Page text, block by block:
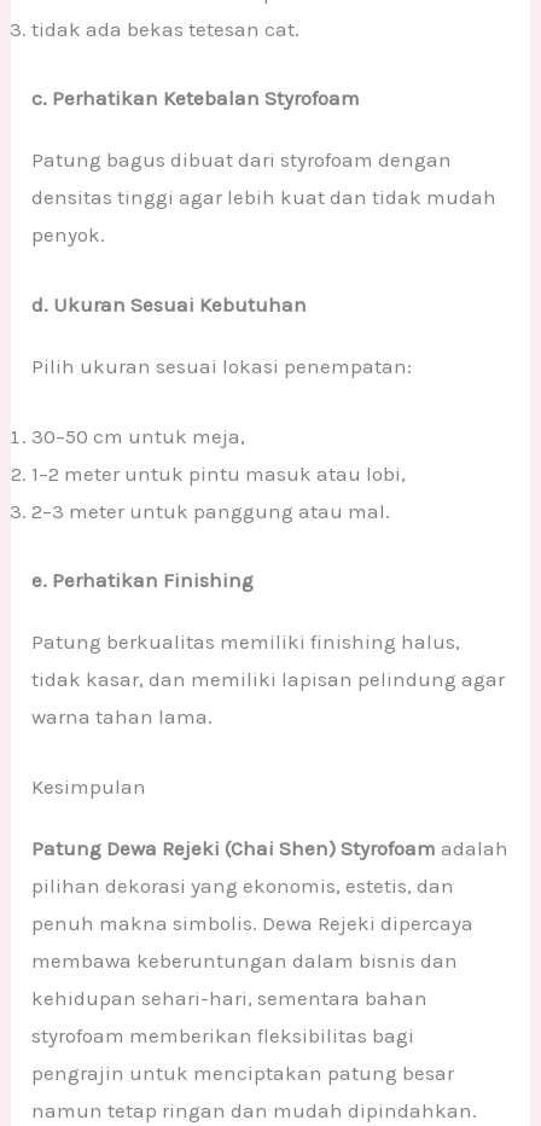
tidak ada bekas tetesan cat.
c. Perhatikan Ketebalan Styrofoam
Patung bagus dibuat dari styrofoam dengan
densitas tinggi agar lebih kuat dan tidak mudah
penyok.
d. Ukuran Sesuai Kebutuhan
Pilih ukuran sesuai lokasi penempatan:
30–50 cm untuk meja,
1–2 meter untuk pintu masuk atau lobi,
2–3 meter untuk panggung atau mal.
e. Perhatikan Finishing
Patung berkualitas memiliki finishing halus,
tidak kasar, dan memiliki lapisan pelindung agar
warna tahan lama.
Kesimpulan
Patung Dewa Rejeki (Chai Shen) Styrofoam adalah
pilihan dekorasi yang ekonomis, estetis, dan
penuh makna simbolis. Dewa Rejeki dipercaya
membawa keberuntungan dalam bisnis dan
kehidupan sehari-hari, sementara bahan
styrofoam memberikan fleksibilitas bagi
pengrajin untuk menciptakan patung besar
namun tetap ringan dan mudah dipindahkan.